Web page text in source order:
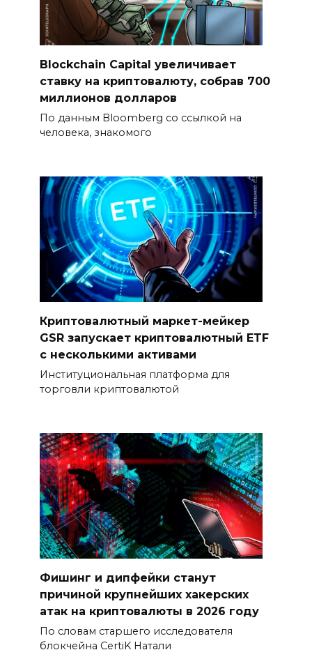
Blockchain Capital увеличивает
ставку на криптовалюту, собрав 700
миллионов долларов
По данным Bloomberg со ссылкой на
человека, знакомого
Криптовалютный маркет-мейкер
GSR запускает криптовалютный ETF
с несколькими активами
Институциональная платформа для
торговли криптовалютой
Фишинг и дипфейки станут
причиной крупнейших хакерских
атак на криптовалюты в 2026 году
По словам старшего исследователя
блокчейна CertiK Натали